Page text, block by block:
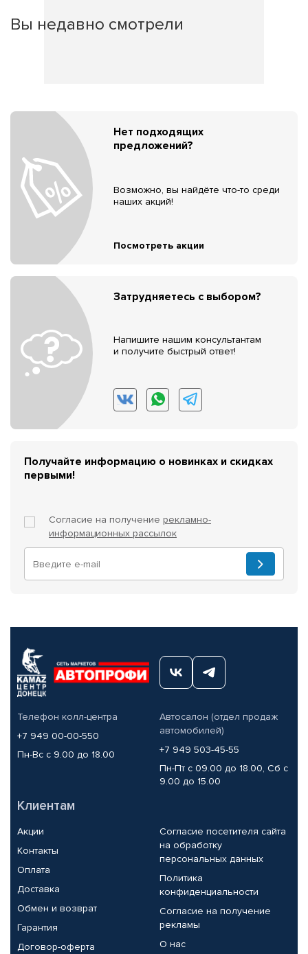
Вы недавно смотрели
Нет подходящих
предложений?
Возможно, вы найдёте что-то среди
наших акций!
Посмотреть акции
Затрудняетесь с выбором?
Напишите нашим консультантам
и получите быстрый ответ!
Получайте информацию о новинках и скидках
первыми!
Согласие на получение рекламно-
информационных рассылок
Телефон колл-центра
+7 949 00-00-550
Пн-Вс с 9.00 до 18.00
Автосалон (отдел продаж
автомобилей)
+7 949 503-45-55
Пн-Пт с 09.00 до 18.00, Сб с
9.00 до 15.00
Клиентам
Акции
Контакты
Оплата
Доставка
Обмен и возврат
Гарантия
Договор-оферта
Согласие посетителя сайта
на обработку
персональных данных
Политика
конфиденциальности
Согласие на получение
рекламы
О нас